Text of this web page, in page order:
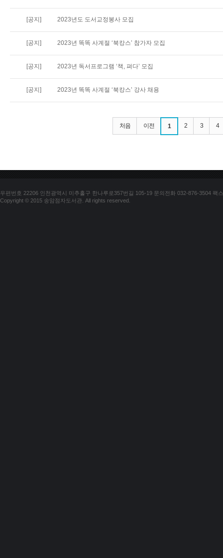
[공지] 2023년도 도서교정봉사 모집
[공지] 2023년 똑똑 사계절 ‘북캉스’ 참가자 모집
[공지] 2023년 독서프로그램 ‘책, 펴다’ 모집
[공지] 2023년 똑똑 사계절 ‘북캉스’ 강사 채용
처음 이전 1 2 3 4
우편번호 22206 인천광역시 미추홀구 한나루로357번길 105-19 문의전화 032-876-3504 팩
Copyright © 2015 송암점자도서관. All rights reserved.